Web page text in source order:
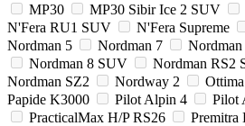
MP30
MP30 Sibir Ice 2 SUV
N'Fera RU1 SUV
N'Fera Supreme
Nordman 5
Nordman 7
Nordman 8 SUV
Nordman RS2
Nordman SZ2
Nordway 2
Papide K3000
Pilot Alpin 4 Pilot
PracticalMax H/P RS26
Premitra